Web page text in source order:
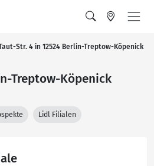
Str. 4 in 12524 Berlin-Treptow-Köpenick
Treptow-Köpenick
Lidl Filialen